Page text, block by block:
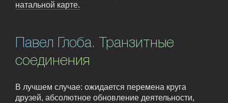
натальной карте.
Павел Глоба. Транзитные
соединения
В лучшем случае: ожидается перемена круга
друзей, абсолютное обновление деятельности,